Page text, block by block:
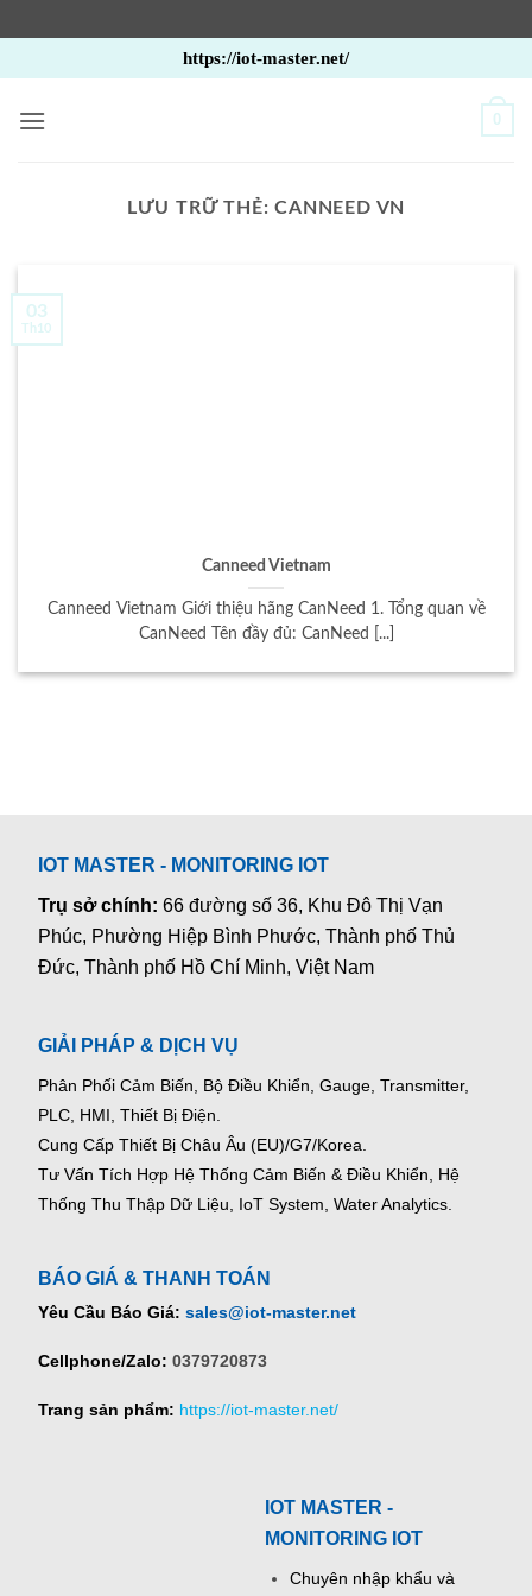
qua
nội
https://iot-master.net/
0
LƯU TRỮ THẺ:CANNEED VN
Canneed Vietnam
Canneed Vietnam Giới thiệu hãng CanNeed 1. Tổng quan về
CanNeed Tên đầy đủ: CanNeed [...]
03
Th10
IOT MASTER - MONITORING IOT
Trụ sở chính:66 đường số 36, Khu Đô Thị Vạn
Phúc, Phường Hiệp Bình Phước, Thành phố Thủ
Đức, Thành phố Hồ Chí Minh, Việt Nam
GIẢI PHÁP & DỊCH VỤ
Phân Phối Cảm Biến, Bộ Điều Khiển, Gauge, Transmitter,
PLC, HMI, Thiết Bị Điện.
Cung Cấp Thiết Bị Châu Âu (EU)/G7/Korea.
Tư Vấn Tích Hợp Hệ Thống Cảm Biến & Điều Khiển, Hệ
Thống Thu Thập Dữ Liệu, IoT System, Water Analytics.
BÁO GIÁ & THANH TOÁN
Yêu Cầu Báo Giá: sales@iot-master.net
Cellphone/Zalo: 0379720873
Trang sản phẩm: https://iot-master.net/
IOT MASTER -
MONITORING IOT
Chuyên nhập khẩu và